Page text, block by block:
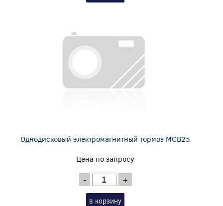
Однодисковый электромагнитный тормоз MCB25
Цена по запросу
- +
в корзину